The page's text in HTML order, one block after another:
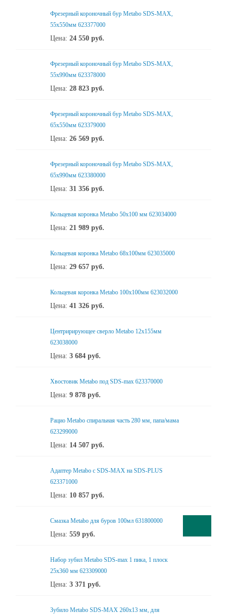
Фрезерный короночный бур Metabo SDS-MAX,
55х550мм 623377000
Цена: 24 550 руб.
Фрезерный короночный бур Metabo SDS-MAX,
55х990мм 623378000
Цена: 28 823 руб.
Фрезерный короночный бур Metabo SDS-MAX,
65х550мм 623379000
Цена: 26 569 руб.
Фрезерный короночный бур Metabo SDS-MAX,
65х990мм 623380000
Цена: 31 356 руб.
Кольцевая коронка Metabo 50х100 мм 623034000
Цена: 21 989 руб.
Кольцевая коронка Metabo 68х100мм 623035000
Цена: 29 657 руб.
Кольцевая коронка Metabo 100х100мм 623032000
Цена: 41 326 руб.
Центририрующее сверло Metabo 12х155мм
623038000
Цена: 3 684 руб.
Хвостовик Metabo под SDS-max 623370000
Цена: 9 878 руб.
Рацио Metabo спиральная часть 280 мм, папа/мама
623299000
Цена: 14 507 руб.
Адаптер Metabo c SDS-MAX на SDS-PLUS
623371000
Цена: 10 857 руб.
Смазка Metabo для буров 100мл 631800000
Цена: 559 руб.
Набор зубил Metabo SDS-max 1 пика, 1 плоск
25х360 мм 623309000
Цена: 3 371 руб.
Зубило Metabo SDS-MAX 260x13 мм, для